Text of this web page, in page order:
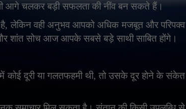
आगे चलकर बड़ी सफलता की नींव बन सकते हैं।
, लेकिन वही अनुभव आपको अधिक मजबूत और परिपक्व
शांत सोच आज आपके सबसे बड़े साथी साबित होंगे।
कोई दूरी या गलतफहमी थी, तो उसके दूर होने के संकेत